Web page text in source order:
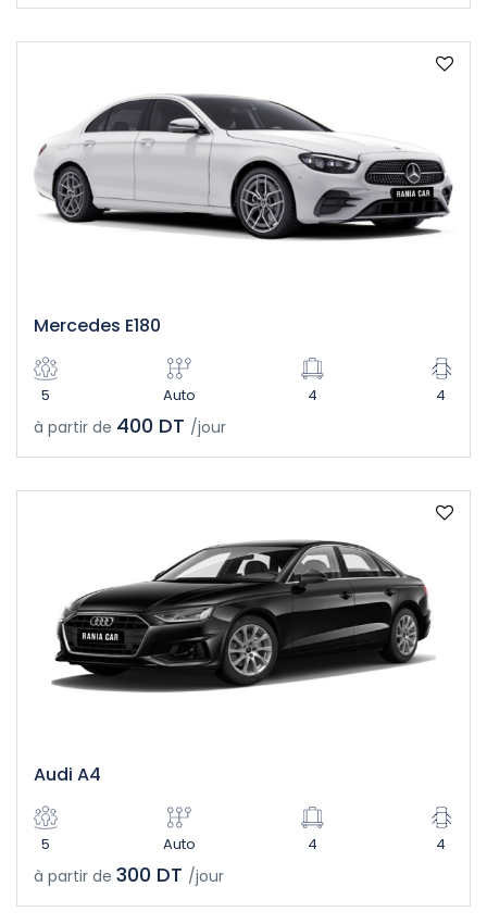
Mercedes E180
5 Auto 4 4
à partir de 400 DT /jour
Audi A4
5 Auto 4 4
à partir de 300 DT /jour